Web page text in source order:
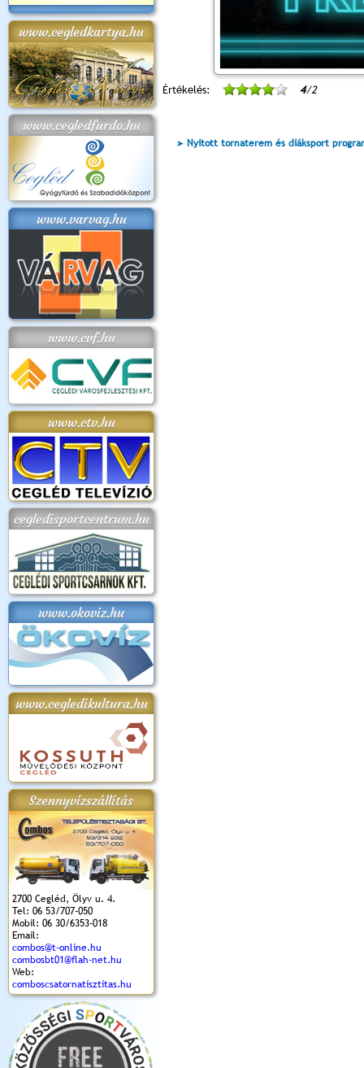
www.cegledkartya.hu
www.cegledfurdo.hu
www.varvag.hu
www.cvf.hu
www.ctv.hu
cegledisportcentrum.hu
www.okoviz.hu
www.cegledikultura.hu
Szennyvízszállítás
2700 Cegléd, Ölyv u. 4.
Tel: 06 53/707-050
Mobil: 06 30/6353-018
Email:
combos@t-online.hu
combosbt01@flah-net.hu
Web:
comboscsatornatisztitas.hu
Értékelés: 4/2
Nyitott tornaterem és diáksport
2018.
Kossuth Toborzó
2017.09.22-23.
és Magyarok
Kenyere Program